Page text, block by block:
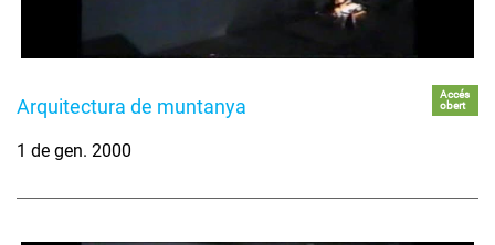
Arquitectura de muntanya
Accés
obert
1 de gen. 2000